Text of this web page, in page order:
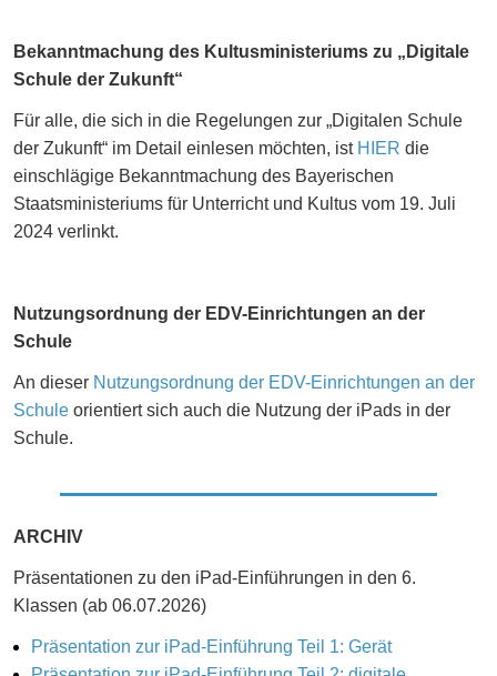
Bekanntmachung des Kultusministeriums zu „Digitale
Schule der Zukunft“
Für alle, die sich in die Regelungen zur „Digitalen Schule
der Zukunft“ im Detail einlesen möchten, ist HIER die
einschlägige Bekanntmachung des Bayerischen
Staatsministeriums für Unterricht und Kultus vom 19. Juli
2024 verlinkt.
Nutzungsordnung der EDV-Einrichtungen an der
Schule
An dieser Nutzungsordnung der EDV-Einrichtungen an der
Schule orientiert sich auch die Nutzung der iPads in der
Schule.
ARCHIV
Präsentationen zu den iPad-Einführungen in den 6.
Klassen (ab 06.07.2026)
Präsentation zur iPad-Einführung Teil 1: Gerät